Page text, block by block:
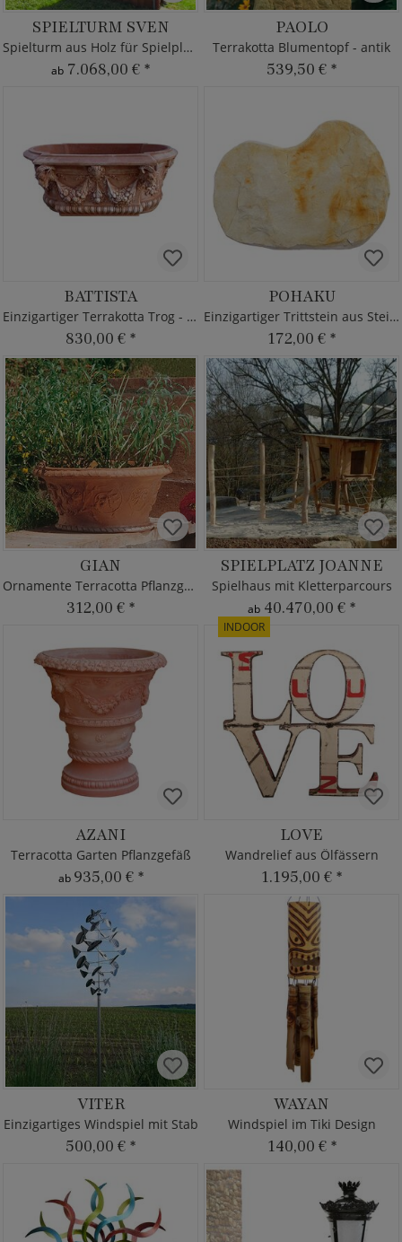
SPIELTURM SVEN
Spielturm aus Holz für Spielplatz
ab 7.068,00 € *
PAOLO
Terrakotta Blumentopf - antik
539,50 € *
BATTISTA
Einzigartiger Terrakotta Trog - antik
830,00 € *
POHAKU
Einzigartiger Trittstein aus Steinguss
172,00 € *
GIAN
Ornamente Terracotta Pflanzgefäß
312,00 € *
SPIELPLATZ JOANNE
Spielhaus mit Kletterparcours
ab 40.470,00 € *
AZANI
Terracotta Garten Pflanzgefäß
ab 935,00 € *
INDOOR
LOVE
Wandrelief aus Ölfässern
1.195,00 € *
VITER
Einzigartiges Windspiel mit Stab
500,00 € *
WAYAN
Windspiel im Tiki Design
140,00 € *